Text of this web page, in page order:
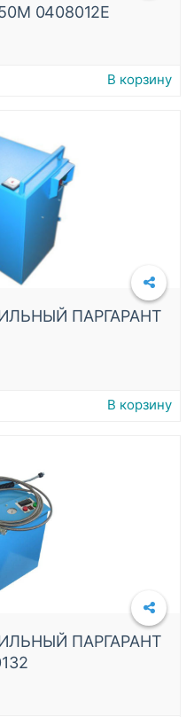
0408012E
В корзину
ПАРГАРАНТ
В корзину
ПАРГАРАНТ